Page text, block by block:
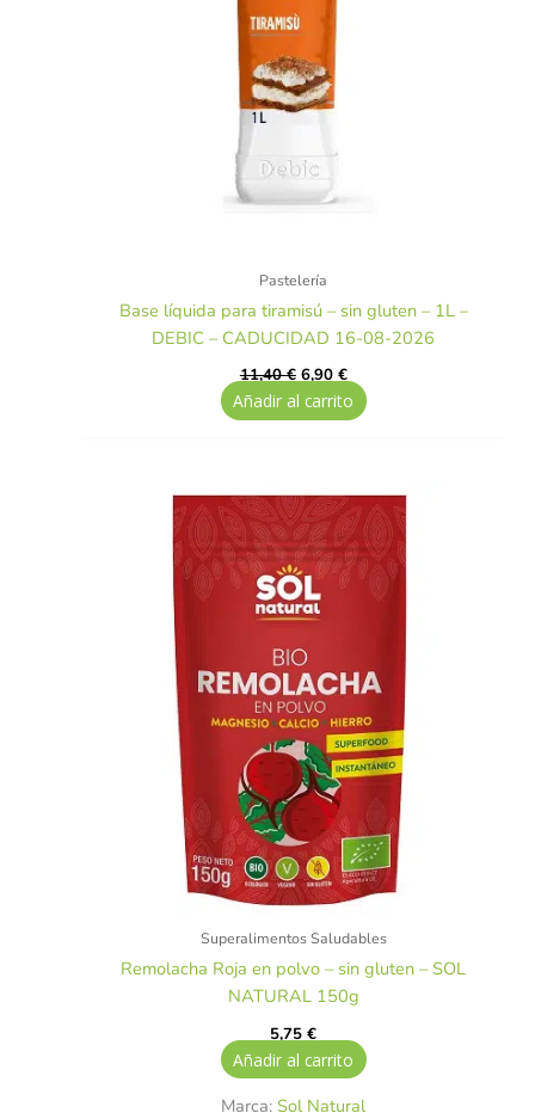
Pastelería
Base líquida para tiramisú – sin gluten – 1L –
DEBIC – CADUCIDAD 16-08-2026
11,40€ 6,90 €
Añadir al carrito
Superalimentos Saludables
Remolacha Roja en polvo – sin gluten – SOL
NATURAL 150g
5,75€
Añadir al carrito
Marca:Sol Natural